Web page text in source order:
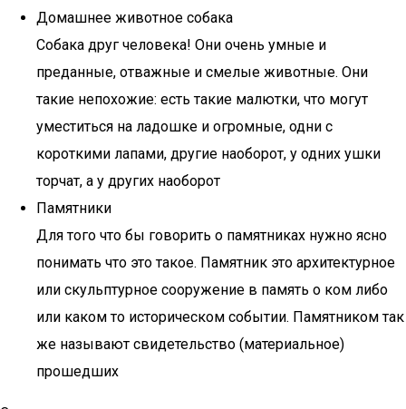
Домашнее животное собака
Собака друг человека! Они очень умные и
преданные, отважные и смелые животные. Они
такие непохожие: есть такие малютки, что могут
уместиться на ладошке и огромные, одни с
короткими лапами, другие наоборот, у одних ушки
торчат, а у других наоборот
Памятники
Для того что бы говорить о памятниках нужно ясно
понимать что это такое. Памятник это архитектурное
или скульптурное сооружение в память о ком либо
или каком то историческом событии. Памятником так
же называют свидетельство (материальное)
прошедших